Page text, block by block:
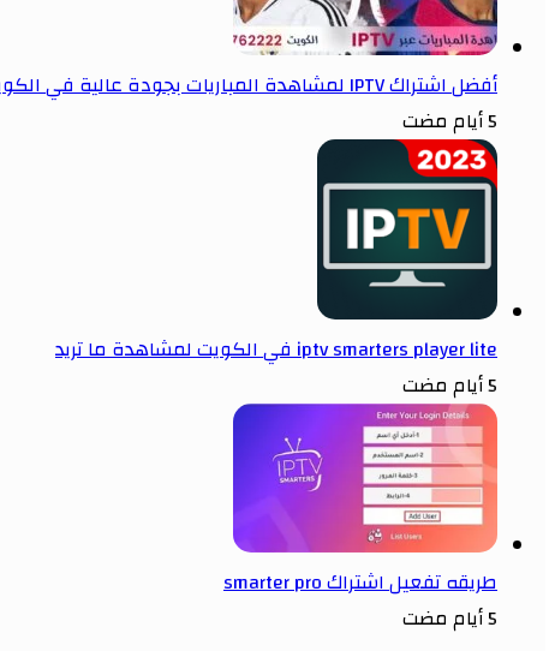
أفضل اشتراك IPTV لمشاهدة المباريات بجودة عالية في الكويت
5 أيام مضت
iptv smarters player lite في الكويت لمشاهدة ما تريد
5 أيام مضت
طريقه تفعيل اشتراك smarter pro
5 أيام مضت